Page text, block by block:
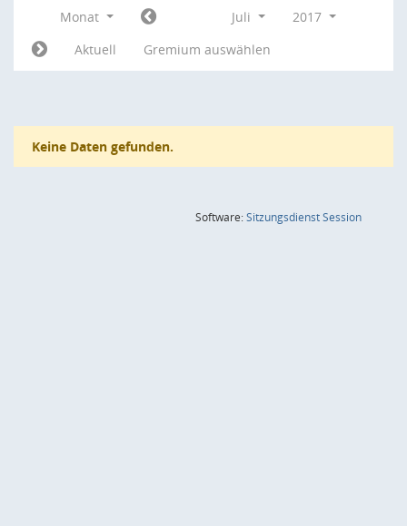
Monat Juli
2017
Aktuell
Gremium auswählen
Keine Daten gefunden.
Software:SitzungsdienstSession(Wird in